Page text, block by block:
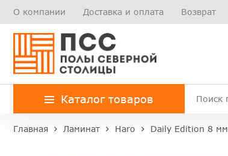
О компании Доставка и оплата Возврат
Каталог товаров
Главная Ламинат Haro Daily Edition 8 мм